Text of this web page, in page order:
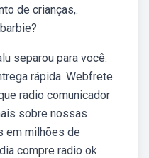
de crianças,.
separou para você.
rápida. Webfrete
radio comunicador
sobre nossas
em milhões de
compre radio ok